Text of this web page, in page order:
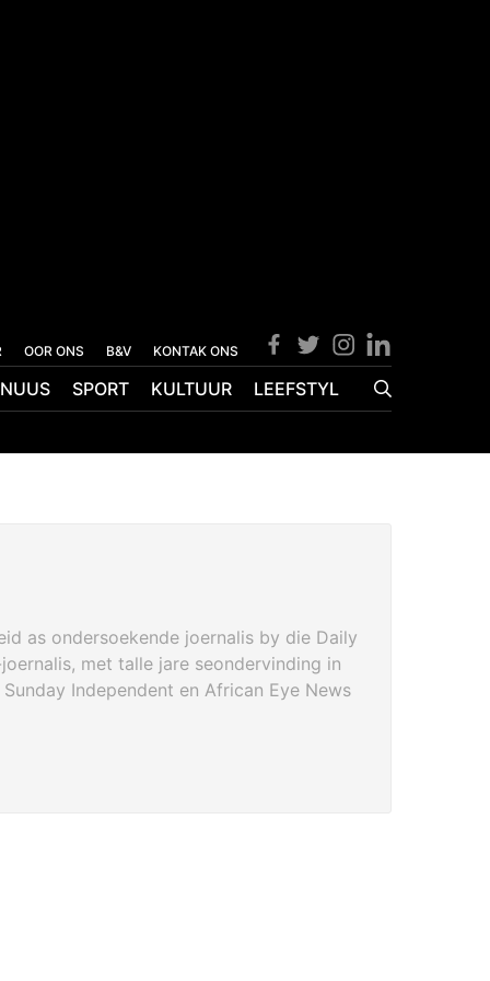
OOR ONS B&V KONTAK ONS
NUUS SPORT KULTUUR LEEFSTYL
as ondersoekende joernalis by die Daily
met talle jare seondervinding in
Independent en African Eye News